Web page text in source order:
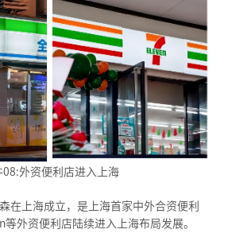
08:外资便利店进入上海
在上海成立，是上海首家中外合资便利
外资便利店陆续进入上海布局发展。